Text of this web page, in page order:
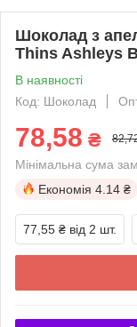
Шоколад з
Thins Ashleys
В наявності
Код: Шоколад
78,58 ₴
Мінімальна сума
Економія 4.14 ₴
77,55 ₴ від 2 шт.